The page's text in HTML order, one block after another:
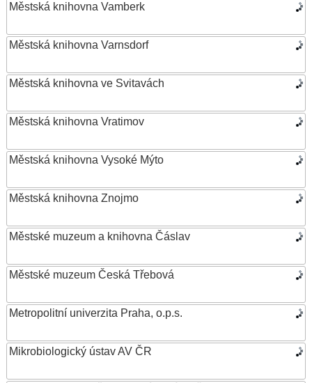
Městská knihovna Vamberk
Městská knihovna Varnsdorf
Městská knihovna ve Svitavách
Městská knihovna Vratimov
Městská knihovna Vysoké Mýto
Městská knihovna Znojmo
Městské muzeum a knihovna Čáslav
Městské muzeum Česká Třebová
Metropolitní univerzita Praha, o.p.s.
Mikrobiologický ústav AV ČR